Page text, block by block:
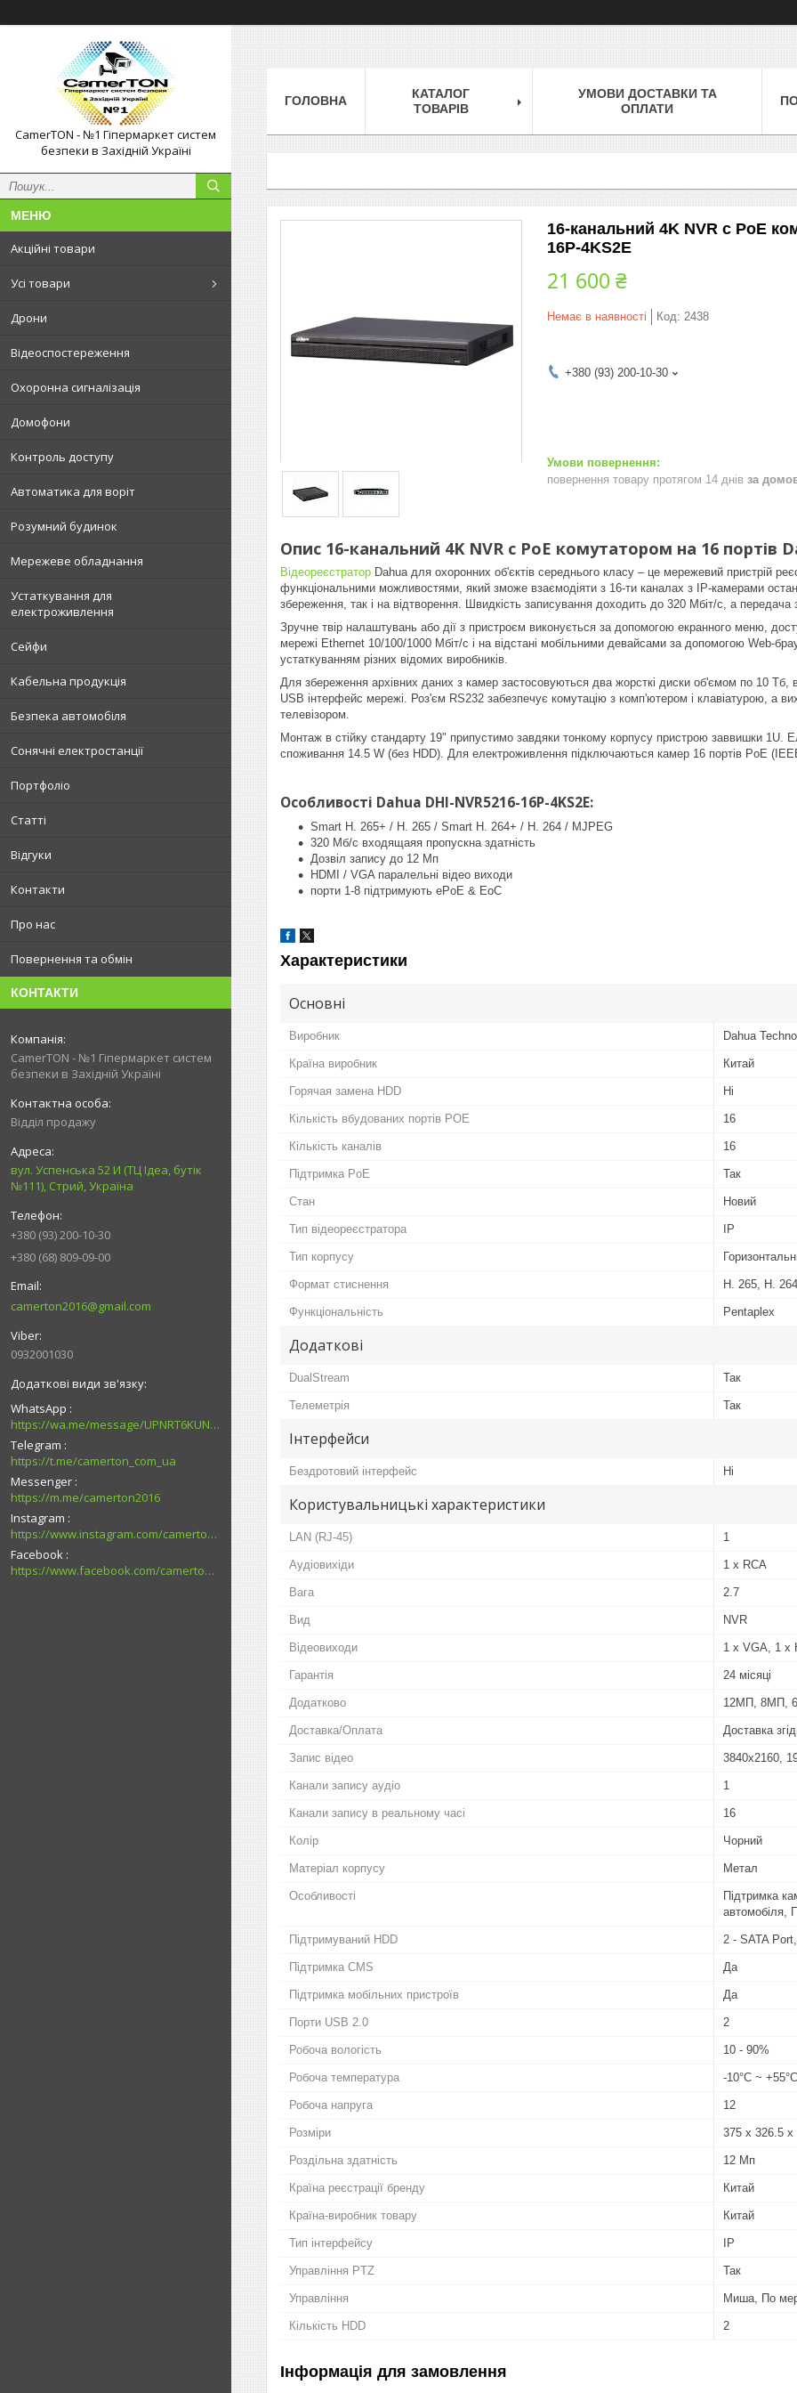
CamerTON - №1 Гіпермаркет систем
безпеки в Західній Україні
Акційні товари
Усі товари
Дрони
Відеоспостереження
Охоронна сигналізація
Домофони
Контроль доступу
Автоматика для воріт
Розумний будинок
Мережеве обладнання
Устаткування для
електроживлення
Сейфи
Кабельна продукція
Безпека автомобіля
Сонячні електростанції
Портфоліо
Статті
Відгуки
Контакти
Про нас
Повернення та обмін
КОНТАКТИ
CamerTON - №1 Гіпермаркет систем
безпеки в Західній Україні
Відділ продажу
вул. Успенська 52 И (ТЦ Ідеа, бутік
№111), Стрий, Україна
+380 (93) 200-10-30
+380 (68) 809-09-00
camerton2016@gmail.com
0932001030
WhatsApp
https://wa.me/message/UPNRT6KUNTSOH1
Telegram
https://t.me/camerton_com_ua
Messenger
https://m.me/camerton2016
Instagram
https://www.instagram.com/camerton.com.ua
Facebook
https://www.facebook.com/camerton2016
ГОЛОВНА
КАТАЛОГ
ТОВАРІВ
УМОВИ ДОСТАВКИ ТА
ОПЛАТИ
16-канальний 4K NVR c PoE
16P-4KS2E
21 600 ₴
Немає в наявності Код: 2438
+380 (93) 200-10-30
повернення товару протягом 14 днів за
Опис 16-канальний 4K NVR c PoE комутатором на 16 портів
Відеореєстратор Dahua для охоронних об'єктів середнього класу – це мережевий пристрій
функціональними можливостями, який зможе взаємодіяти з 16-ти каналах з IP-камерами
збереження, так і на відтворення. Швидкість записування доходить до 320 Мбіт/с, а
Зручне твір налаштувань або дії з пристроєм виконується за допомогою екранного меню,
мережі Ethernet 10/100/1000 Мбіт/с і на відстані мобільними девайсами за допомогою Web-
устаткуванням різних відомих виробників.
Для збереження архівних даних з камер застосовуються два жорсткі диски об'ємом по 10 Тб,
USB інтерфейс мережі. Роз'єм RS232 забезпечує комутацію з комп'ютером і клавіатурою, а
телевізором.
Монтаж в стійку стандарту 19" припустимо завдяки тонкому корпусу пристрою заввишки 1U.
споживання 14.5 W (без HDD). Для електроживлення підключаються камер 16 портів PoE
Особливості Dahua DHI-NVR5216-16P-4KS2E:
Smart H. 265+ / H. 265 / Smart H. 264+ / H. 264 / MJPEG
320 Мб/с входящаяя пропускна здатність
Дозвіл запису до 12 Мп
HDMI / VGA паралельні відео виходи
порти 1-8 підтримують ePoE & EoC
Характеристики
Основні
Виробник Dahua
Країна виробник Китай
Горячая замена HDD Ні
Кількість вбудованих портів POE 16
Кількість каналів 16
Підтримка PoE Так
Стан Новий
Тип відеореєстратора IP
Тип корпусу
Формат стиснення H. 265, H.
Функціональність Pentaplex
Додаткові
DualStream Так
Телеметрія Так
Інтерфейси
Бездротовий інтерфейс Ні
Користувальницькі характеристики
LAN (RJ-45) 1
Аудіовихіди 1 x RCA
Вага 2.7
Вид NVR
Відеовиходи 1 x VGA, 1 x
Гарантія 24 місяці
Додатково 12МП, 8МП,
Доставка/Оплата Доставка
Запис відео 3840x2160,
Канали запису аудіо 1
Канали запису в реальному часі 16
Колір Чорний
Матеріал корпусу Метал
Особливості
Підтримка
автомобіля,
Підтримуваний HDD 2 - SATA
Підтримка CMS Да
Підтримка мобільних пристроїв Да
Порти USB 2.0 2
Робоча вологість 10 - 90%
Робоча температура -10°С ~ +55°С
Робоча напруга 12
Розміри 375 х 326.5 х
Роздільна здатність 12 Мп
Країна реєстрації бренду Китай
Країна-виробник товару Китай
Тип інтерфейсу IP
Управління PTZ Так
Управління Миша, По
Кількість HDD 2
Інформація для замовлення